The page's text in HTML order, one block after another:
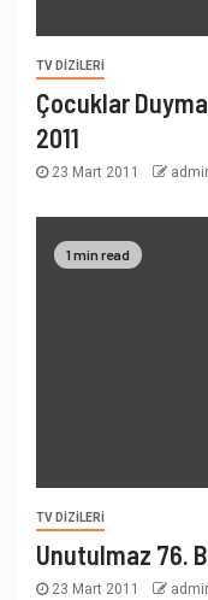
TV DIZILERI
Çocuklar
2011
23 Mart 2011
1 min read
TV DIZILERI
Unutulmaz 76.
23 Mart 2011